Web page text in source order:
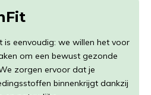
is eenvoudig: we willen het voor
om een bewust gezonde
zorgen ervoor dat je
binnenkrijgt dankzij